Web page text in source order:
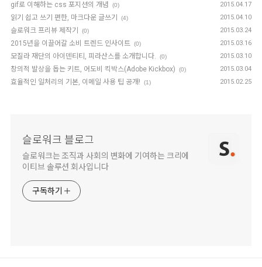
gif로 이해하는 css 포지션의 개념 (0) 2015.04.17
읽기 쉽고 쓰기 편한, 마크다운 글쓰기 (4) 2015.04.10
슬로워크 프리뷰 제작기 (0) 2015.03.24
2015년을 이끌어갈 소비 트렌드 인사이트 (0) 2015.03.16
모질라 재단의 아이덴티티, 피라산스를 소개합니다. (0) 2015.03.10
창의적 발상을 돕는 키트, 어도비 킥박스(Adobe Kickbox) (0) 2015.03.04
효율적인 일처리의 기본, 이메일 사용 팁 공개! (1) 2015.02.25
슬로워크 블로그
슬로워크는 조직과 사회의 변화에 기여하는 크리에
이티브 솔루션 회사입니다
구독하기